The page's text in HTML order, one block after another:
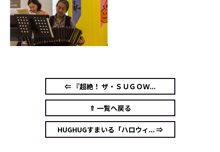
⇐ 『超絶！ ザ・ＳＵＧＯＷ...
⇑ 一覧へ戻る
HUGHUGすまいる「ハロウィ... ⇒